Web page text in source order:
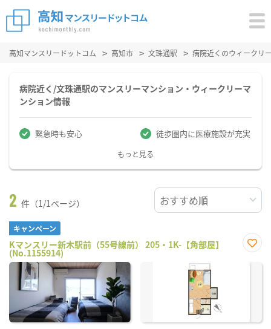
高知マンスリードットコム 高知市 文珠通駅 病院近くのウィークリ
病院近く/文珠通駅のマンスリーマンション・ウィークリーマ
ンション情報
緊急時も安心 徒歩圏内に医療施設が充実
もっと見る
2 件（1/1ページ）
キャンペーン
Kマンスリー新木駅前（55号線前） 205・1K-【角部屋】
(No.1155914)
に入